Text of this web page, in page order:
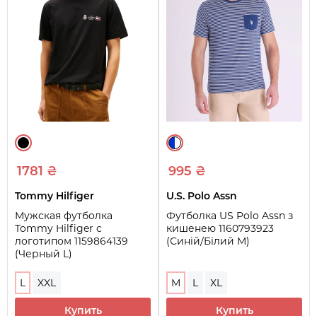
1781 ₴
Tommy Hilfiger
Мужская футболка
Tommy Hilfiger с
логотипом 1159864139
(Черный L)
L XXL
Купить
995 ₴
U.S. Polo Assn
Футболка US Polo Assn з
кишенею 1160793923
(Синій/Білий M)
M L XL
Купить